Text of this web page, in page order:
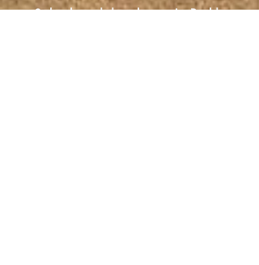
8, boulevard des plages - Le Pouldu